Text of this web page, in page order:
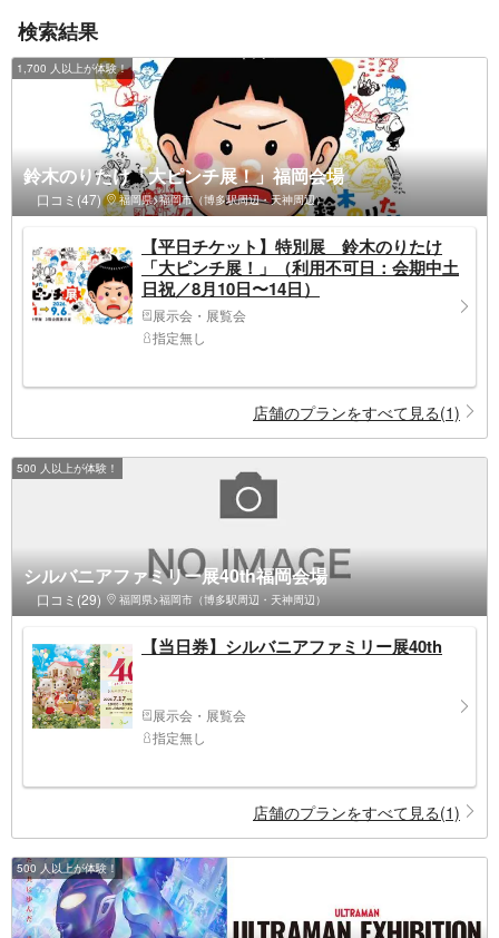
検索結果
1,700 人以上が体験！
鈴木のりたけ「大ピンチ展！」福岡会場
口コミ(47) 福岡県>福岡市（博多駅周辺・天神周辺）
【平日チケット】特別展 鈴木のりたけ
「大ピンチ展！」（利用不可日：会期中土
日祝／8月10日〜14日）
展示会・展覧会
指定無し
店舗のプランをすべて見る(1)
500 人以上が体験！
シルバニアファミリー展40th福岡会場
口コミ(29) 福岡県>福岡市（博多駅周辺・天神周辺）
【当日券】シルバニアファミリー展40th
展示会・展覧会
指定無し
店舗のプランをすべて見る(1)
500 人以上が体験！